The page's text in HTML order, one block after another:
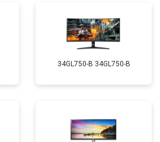
34GL750-B 34GL750-B